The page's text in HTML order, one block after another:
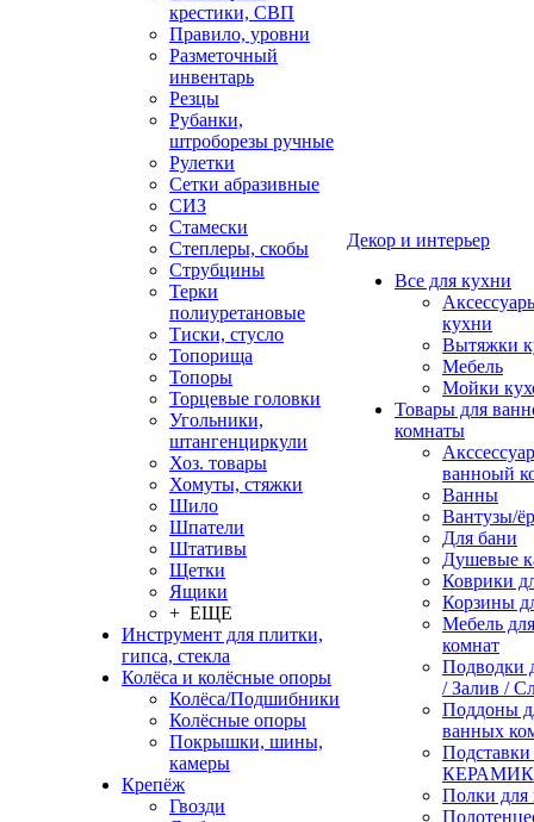
крестики, СВП
Правило, уровни
Разметочный
инвентарь
Резцы
Рубанки,
штроборезы ручные
Рулетки
Сетки абразивные
СИЗ
Стамески
Степлеры, скобы
Струбцины
Терки
полиуретановые
Тиски, стусло
Топорища
Топоры
Торцевые головки
Угольники,
штангенциркули
Хоз. товары
Хомуты, стяжки
Шило
Шпатели
Штативы
Щетки
Ящики
+ ЕЩЕ
Инструмент для плитки,
гипса, стекла
Колёса и колёсные опоры
Колёса/Подшибники
Колёсные опоры
Покрышки, шины,
камеры
Крепёж
Гвозди
Декор и интерьер
Все для кухни
кухни
Вытяжки
Мебель
Мойки
Товары для
комнаты
ванноый
Ванны
Вантузы/
Для бани
Душевые
Коврики
Корзины
Мебель
комнат
Подводки
/ Залив /
Поддоны
ванных
Полки для